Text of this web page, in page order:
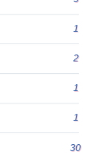
1
2
1
1
30